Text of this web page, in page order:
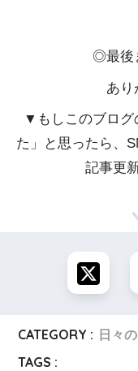
◎最後
あ
▼もしこのブログ
た」と思ったら、
記事更
CATEGORY : 日々
TAGS :